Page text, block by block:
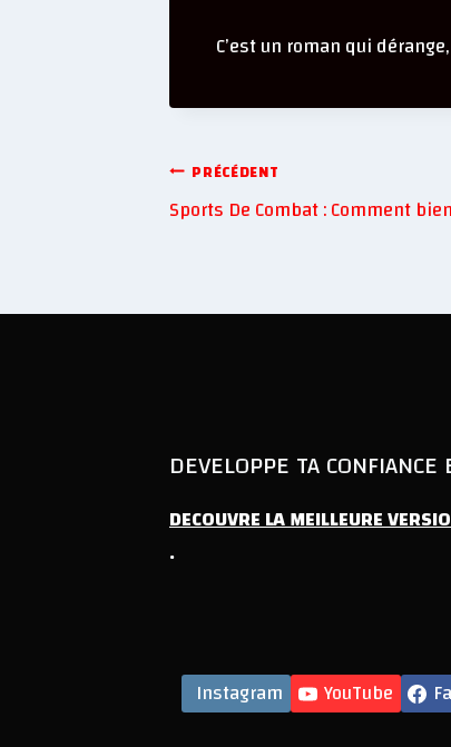
C’est un roman qui
PRÉCÉDENT
Sports De Combat : Comment
DEVELOPPE TA
DECOUVRELAMEILLEURE
.
Instagram YouTube